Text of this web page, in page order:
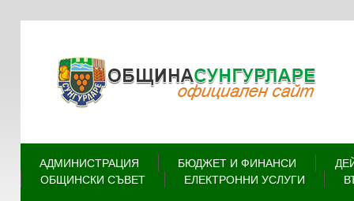
АДМИНИСТРАЦИЯ БЮДЖЕТ И ФИНАНСИ
ОБЩИНСКИ СЪВЕТ
ЕЛЕКТРОННИ УСЛУГИ